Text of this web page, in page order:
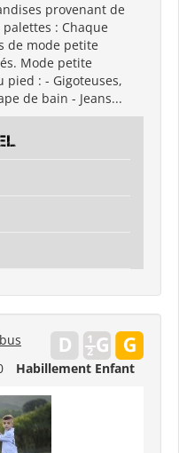
provenant de
: Chaque
de mode petite
Mode petite
pied : - Gigoteuses,
de bain - Jeans...
Habillement Enfant